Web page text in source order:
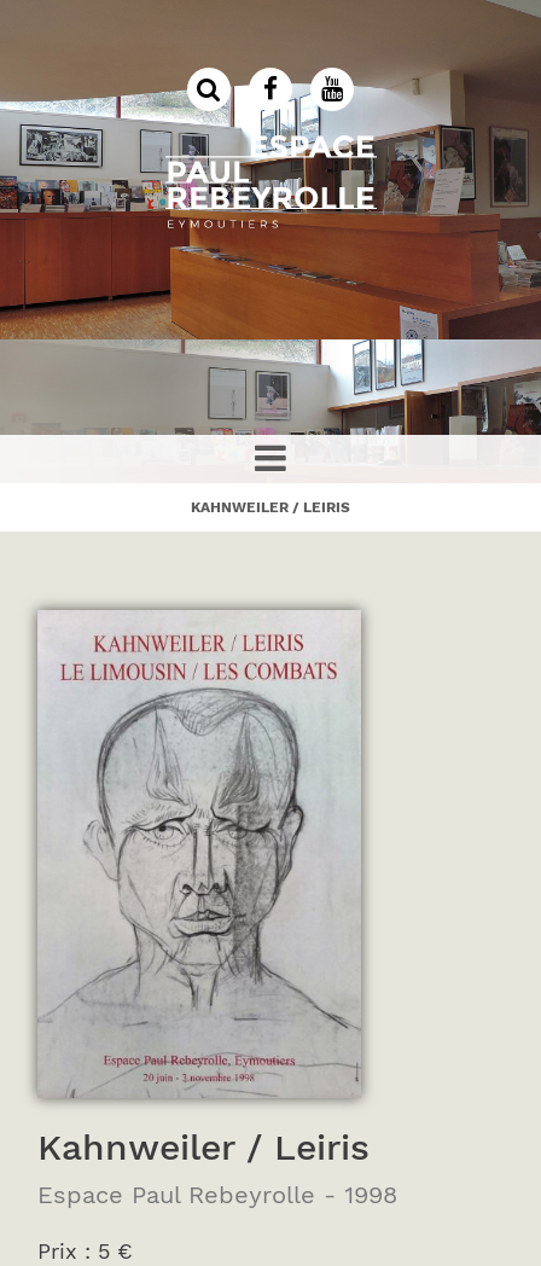
KAHNWEILER / LEIRIS
Kahnweiler / Leiris
Espace Paul Rebeyrolle - 1998
Prix : 5 €